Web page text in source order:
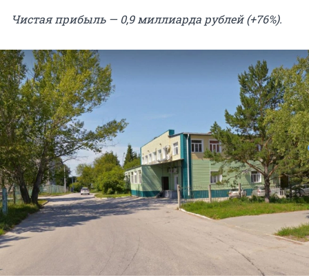
Чистая прибыль — 0,9 миллиарда рублей (+76%).